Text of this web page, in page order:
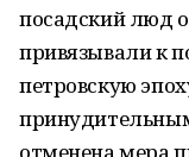
посадский люд
привязывали к
петровскую